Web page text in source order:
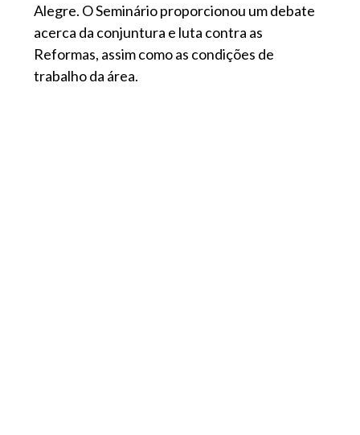
Alegre. O Seminário proporcionou um debate
acerca da conjuntura e luta contra as
Reformas, assim como as condições de
trabalho da área.